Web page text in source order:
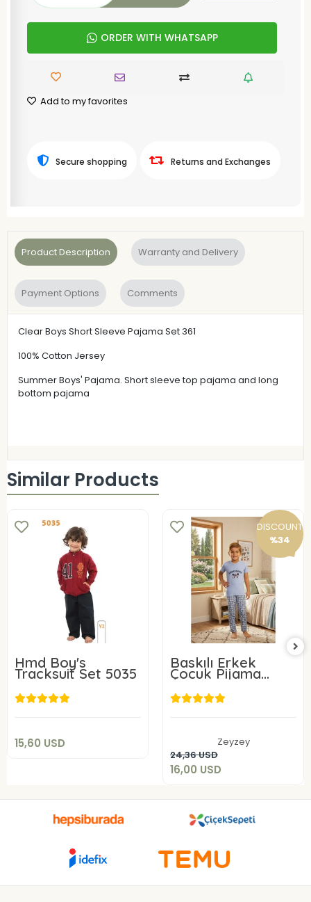
ORDER WITH WHATSAPP
Add to my favorites
Secure shopping Returns and Exchanges
Product Description Warranty and Delivery
Payment Options Comments
Clear Boys Short Sleeve Pajama Set 361
100% Cotton Jersey
Summer Boys' Pajama. Short sleeve top pajama and long
bottom pajama
Similar Products
Hmd Boy's
Tracksuit Set 5035
15,60 USD
15,60 USD
DISCOUNT
%34
Baskılı Erkek
Çocuk Pijama
Takımı 7321
Zeyzey
24,36 USD
16,00 USD
Add to cart